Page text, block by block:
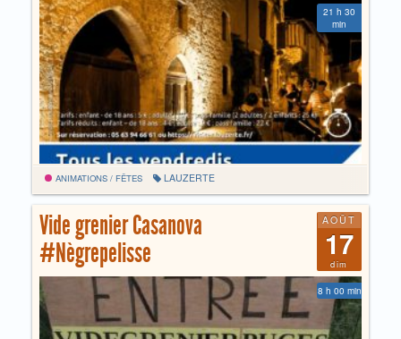
21 h 30
min
ANIMATIONS / FÊTES LAUZERTE
AOÛT
17
dim
Vide grenier Casanova
#Nègrepelisse
8 h 00 min